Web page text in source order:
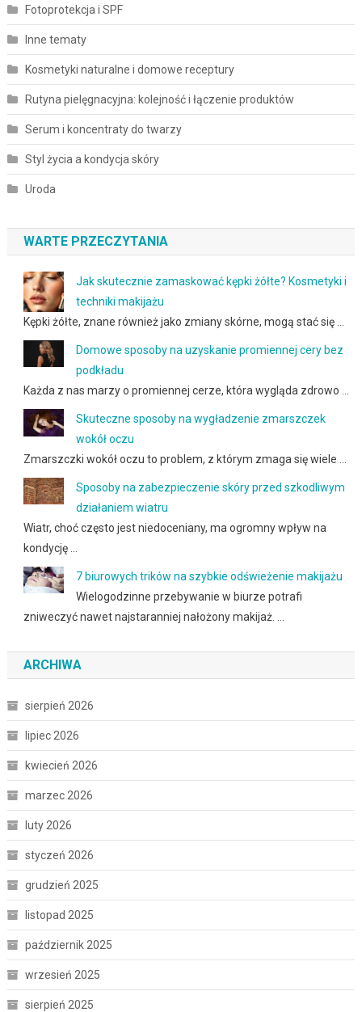
Fotoprotekcja i SPF
Inne tematy
Kosmetyki naturalne i domowe receptury
Rutyna pielęgnacyjna: kolejność i łączenie produktów
Serum i koncentraty do twarzy
Styl życia a kondycja skóry
Uroda
WARTE PRZECZYTANIA
Jak skutecznie zamaskować kępki żółte? Kosmetyki i
techniki makijażu
Kępki żółte, znane również jako zmiany skórne, mogą stać się …
Domowe sposoby na uzyskanie promiennej cery bez
podkładu
Każda z nas marzy o promiennej cerze, która wygląda zdrowo …
Skuteczne sposoby na wygładzenie zmarszczek
wokół oczu
Zmarszczki wokół oczu to problem, z którym zmaga się wiele …
Sposoby na zabezpieczenie skóry przed szkodliwym
działaniem wiatru
Wiatr, choć często jest niedoceniany, ma ogromny wpływ na
kondycję …
7 biurowych trików na szybkie odświeżenie makijażu
Wielogodzinne przebywanie w biurze potrafi
zniweczyć nawet najstaranniej nałożony makijaż. …
ARCHIWA
sierpień 2026
lipiec 2026
kwiecień 2026
marzec 2026
luty 2026
styczeń 2026
grudzień 2025
listopad 2025
październik 2025
wrzesień 2025
sierpień 2025